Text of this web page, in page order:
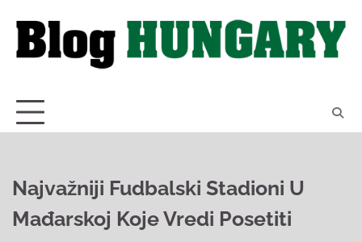
content
Najvažniji Fudbalski Stadioni U
Mađarskoj Koje Vredi Posetiti